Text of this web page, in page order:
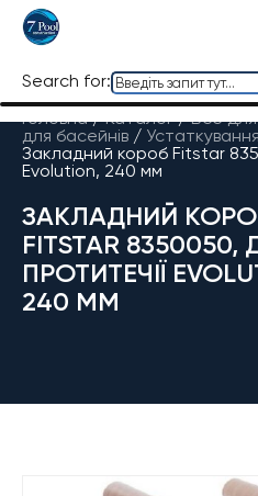
Search for:
Головна / Каталог/Все для
для басейнів /
Закладний короб Fitstar
Evolution, 240 мм
ЗАКЛАДНИЙ
FITSTAR 8350050,
ПРОТИТЕЧІЇ
240 ММ